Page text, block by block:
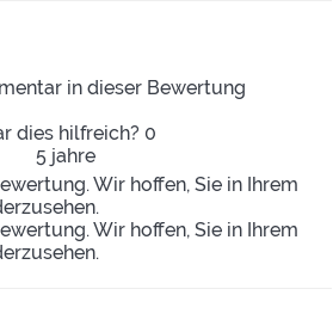
in dieser Bewertung
dies hilfreich? 0
5 jahre
Wir hoffen, Sie in Ihrem
Wir hoffen, Sie in Ihrem